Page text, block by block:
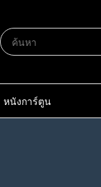
หนังการ์ตูน